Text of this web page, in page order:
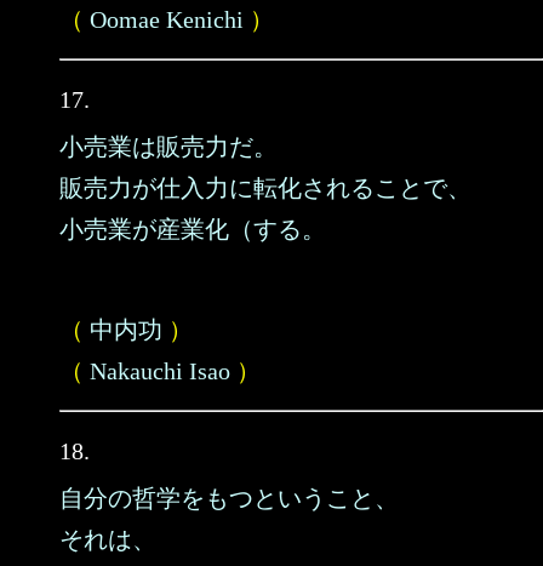
（ Oomae Kenichi ）
17.
小売業は販売力だ。
販売力が仕入力に転化されることで、
小売業が産業化（する。
（ 中内功 ）
（ Nakauchi Isao ）
18.
自分の哲学をもつということ、
それは、